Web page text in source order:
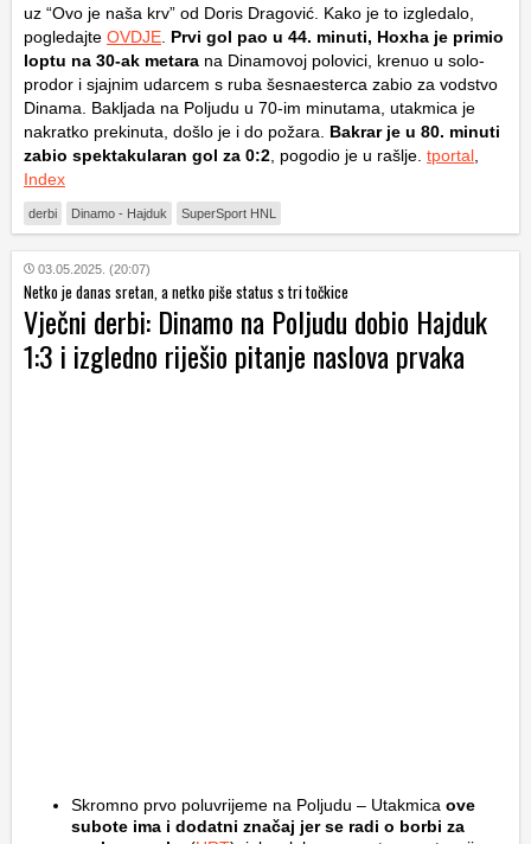
uz “Ovo je naša krv” od Doris Dragović. Kako je to izgledalo,
pogledajte OVDJE Prvi gol pao u 44. minuti, Hoxha je primio
loptu na 30-ak metara na Dinamovoj polovici, krenuo u solo-
prodor i sjajnim udarcem s ruba šesnaesterca zabio za vodstvo
Dinama. Bakljada na Poljudu u 70-im minutama, utakmica je
nakratko prekinuta, došlo je i do požara. Bakrar je u 80. minuti
zabio spektakularan gol za 0:2 , pogodio je u rašlje. tportal
Index
derbi Dinamo - Hajduk SuperSport HNL
03.05.2025. (20:07)
Netko je danas sretan, a netko piše status s tri točkice
Vječni derbi: Dinamo na Poljudu dobio Hajduk
1:3 i izgledno riješio pitanje naslova prvaka
Skromno prvo poluvrijeme na Poljudu – Utakmica ove
subote ima i dodatni značaj jer se radi o borbi za